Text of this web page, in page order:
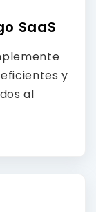
SaaS
y
al